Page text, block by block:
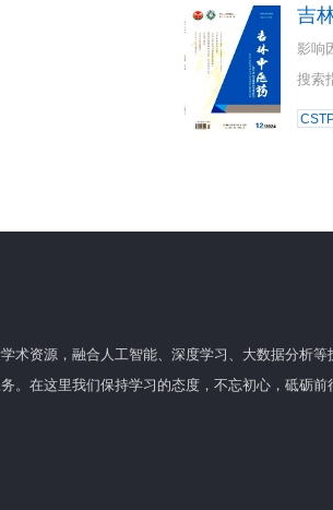
吉
影响
搜索
学术资源，融合人工智能、深度学习、大数据分析
务。在这里我们保持学习的态度，不忘初心，砥砺前